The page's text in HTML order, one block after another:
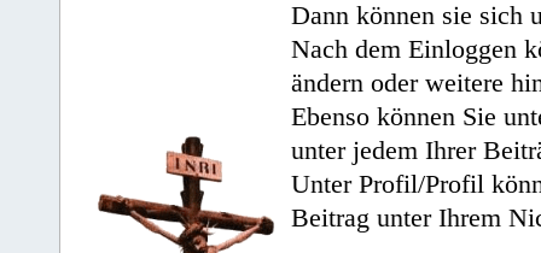
Dann können sie sich
Nach dem Einloggen
ändern oder weitere
Ebenso können Sie
unter jedem Ihrer
Unter Profil/Profil
Beitrag unter Ihrem